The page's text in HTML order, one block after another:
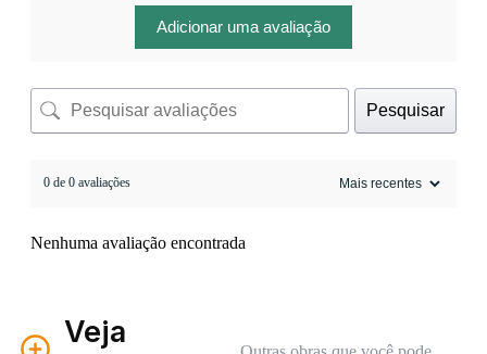
Adicionar uma avaliação
Pesquisar
0 de 0 avaliações
Nenhuma avaliação encontrada
Veja